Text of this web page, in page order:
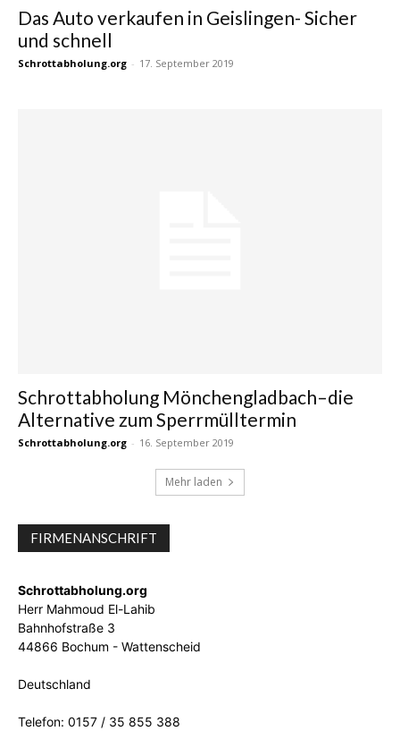
Das Auto verkaufen in Geislingen- Sicher
und schnell
Schrottabholung.org - 17. September 2019
Schrottabholung Mönchengladbach–die
Alternative zum Sperrmülltermin
Schrottabholung.org - 16. September 2019
Mehr laden
FIRMENANSCHRIFT
Schrottabholung.org
Herr Mahmoud El-Lahib
Bahnhofstraße 3
44866 Bochum - Wattenscheid
Deutschland
Telefon: 0157 / 35 855 388